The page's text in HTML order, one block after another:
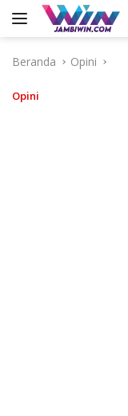
Langsung
Beranda
Opini
Opini